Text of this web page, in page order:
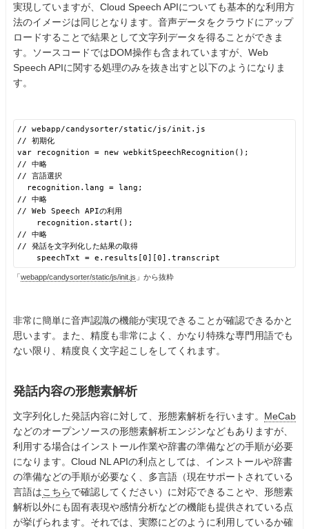
実現していますが、Cloud Speech APIについても基本的な利用方
法のイメージは同じとなります。音声データをクラウドにアップ
ロードすることで結果として文字列データを得ることができま
す。ソースコードではDOM操作も含まれていますが、Web
Speech APIに関する処理のみを抜き出すと以下のようになりま
す。
// webapp/candysorter/static/js/init.js
// 初期化
var recognition = new webkitSpeechRecognition();
// 中略
// 言語選択
recognition.lang = lang;
// 中略
// Web Speech APIの利用
recognition.start();
// 中略
// 発話を文字列化した結果の取得
speechTxt = e.results[0][0].transcript
「webapp/candysorter/static/js/init.js 」から抜粋
非常に簡単に音声認識の機能が実現できることが確認できるかと
思います。また、精度も非常によく、かなり特殊な専門用語でも
ない限り、精度良く文字起こしをしてくれます。
発話内容の形態素解析
文字列化した発話内容に対して、形態素解析を行います。 MeCab
などのオープンソースの形態素解析エンジンなどもありますが、
利用する場合はインストール作業や辞書の準備などの手順が必要
になります。Cloud NL APIの利点としては、インストールや辞書
の準備などの手順が必要なく、多言語（現在サポートされている
言語はこちらで確認してください）に対応できることや、形態素
解析以外にも固有表現や感情分析などの機能も提供されている点
が挙げられます。それでは、実際にどのように利用しているか確